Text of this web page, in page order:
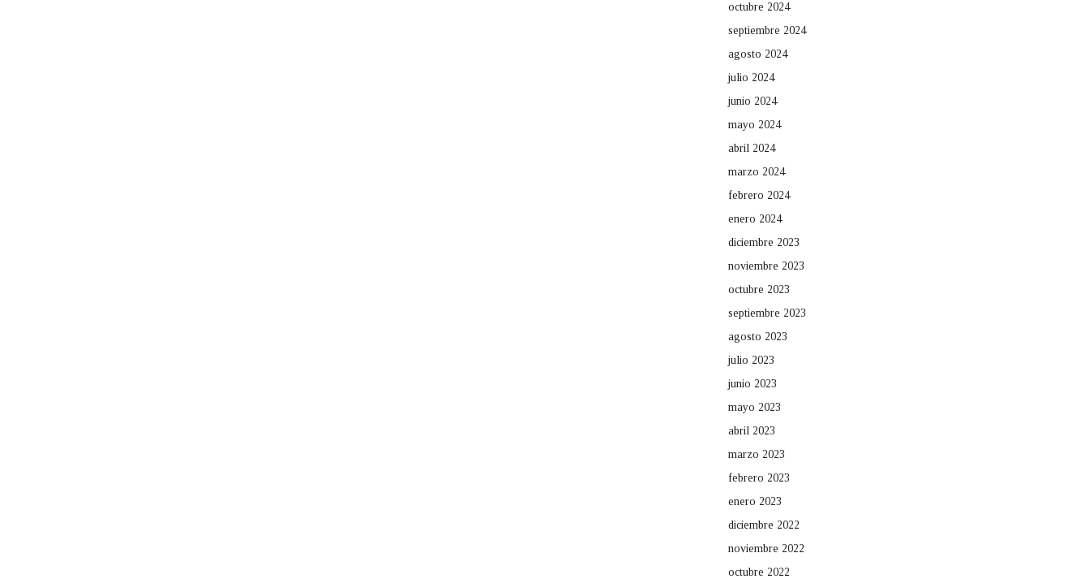
octubre 2024
septiembre 2024
agosto 2024
julio 2024
junio 2024
mayo 2024
abril 2024
marzo 2024
febrero 2024
enero 2024
diciembre 2023
noviembre 2023
octubre 2023
septiembre 2023
agosto 2023
julio 2023
junio 2023
mayo 2023
abril 2023
marzo 2023
febrero 2023
enero 2023
diciembre 2022
noviembre 2022
octubre 2022